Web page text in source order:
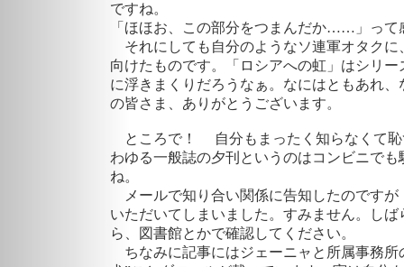
ですね。
「ほほお、この部分をつまんだか……」っ
それにしても自分のようなソ連軍オタクに
向けたものです。「ロシアへの虹」はシリ
に浮きまくりだろうなぁ。なにはともあれ
の皆さま、ありがとうございます。
ところで！ 自分もまったく知らなくて恥
わゆる一般誌の夕刊というのはコンビニで
ね。
メールで知り合い関係に告知したのですが
いただいてしまいました。すみません。し
ら、図書館とかで確認してください。
ちなみに記事にはジェーニャと所属事務所